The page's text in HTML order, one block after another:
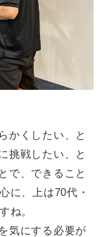
かくしたい、と
挑戦したい、と
で、できること
に、上は70代・
ね。
気にする必要が